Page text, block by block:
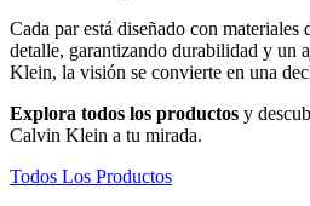
Cada par está diseñado con materiales
detalle, garantizando durabilidad y un
Klein, la visión se convierte en una
Explora todos los productos y
Calvin Klein a tu mirada.
Todos Los Productos